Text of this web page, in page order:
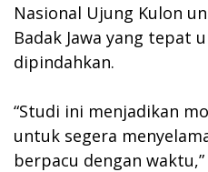
Nasional Ujung Kulon
Badak Jawa yang tepat
dipindahkan.
“Studi ini menjadikan
untuk segera
berpacu dengan